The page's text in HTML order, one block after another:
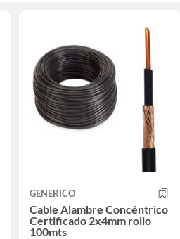
GENERICO
Cable Alambre Concéntrico
Certificado 2x4mm rollo
100mts